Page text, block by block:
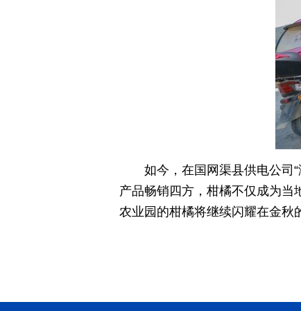
如今，在国网渠县供电公司
产品畅销四方，柑橘不仅成为当
农业园的柑橘将继续闪耀在金秋